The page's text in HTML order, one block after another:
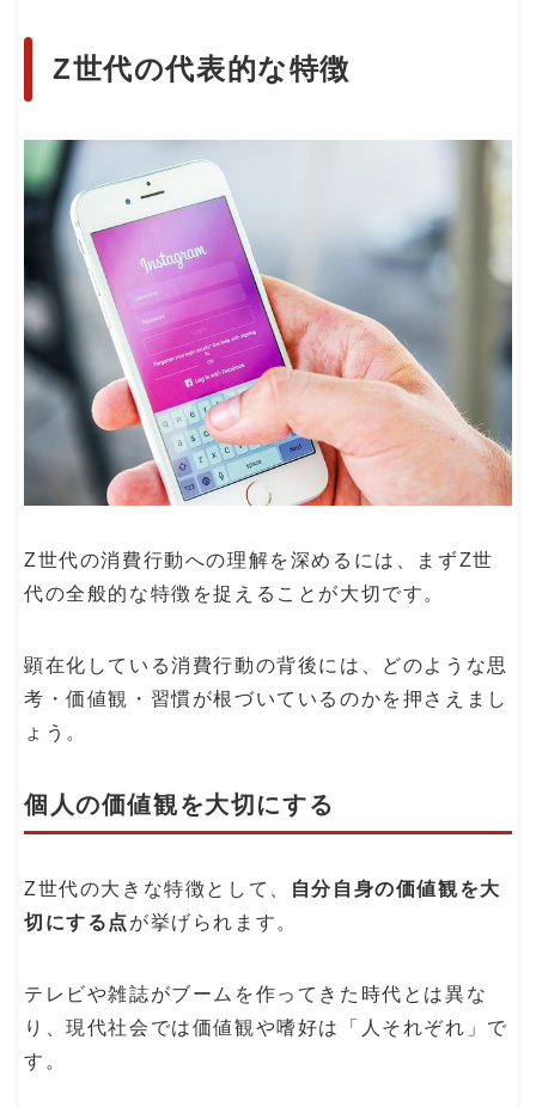
Z世代の代表的な特徴
Z世代の消費行動への理解を深めるには、まずZ世
代の全般的な特徴を捉えることが大切です。
顕在化している消費行動の背後には、どのような思
考・価値観・習慣が根づいているのかを押さえまし
ょう。
個人の価値観を大切にする
Z世代の大きな特徴として、
自分自身の価値観を大
切にする点 が挙げられます。
テレビや雑誌がブームを作ってきた時代とは異な
り、現代社会では価値観や嗜好は「人それぞれ」で
す。